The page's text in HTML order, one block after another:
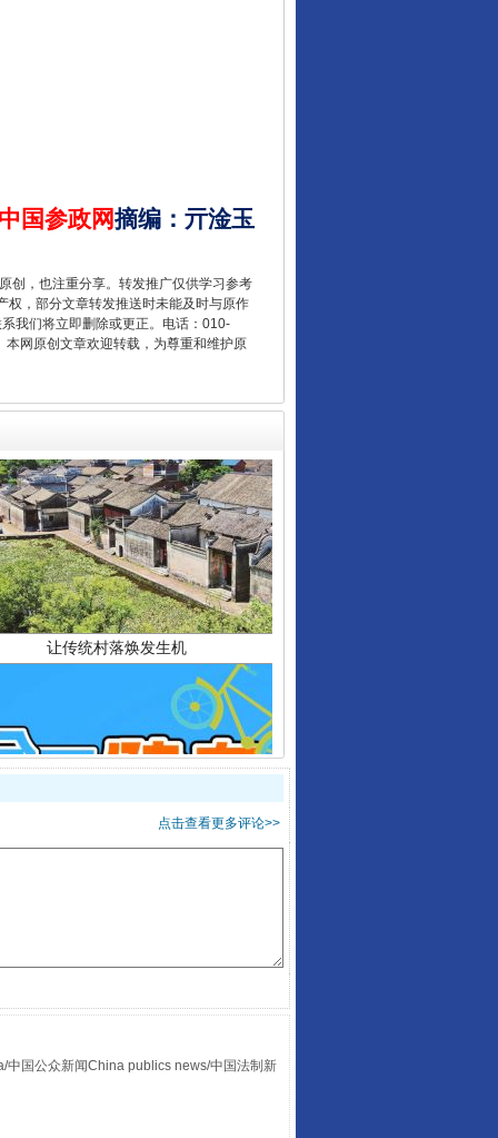
中国参政网摘编 ： 亓淦玉
创，也注重分享。转发推广仅供学习参考
权，部分文章转发推送时未能及时与原作
我们将立即删除或更正。电话：010-
网原创文章欢迎转载，为尊重和维护原
“后车司机肯定在骂我”
让传统村落焕发生机
走走走！国家喊你健身啦点击查看更多评论>>
中国公众新闻China publics news/中国法制新